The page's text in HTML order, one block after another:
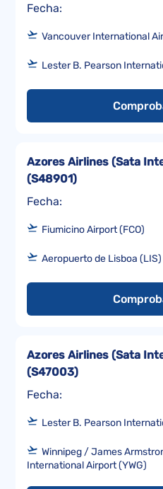
Fecha:
Vancouver International
Lester B. Pearson
Fecha:
Azores Airlines (Sata
(S48901)
Fiumicino Airport (FCO)
Aeropuerto de Lisboa (LIS)
Fecha:
Azores Airlines (Sata
(S47003)
Lester B. Pearson
Winnipeg / James
International Airport (YWG)